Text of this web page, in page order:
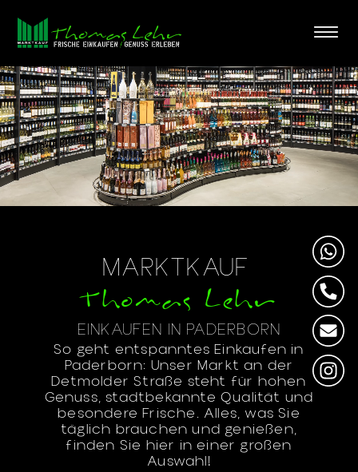
MARKTKAUF
Thomas Lehr
EINKAUFEN IN PADERBORN
So geht entspanntes Einkaufen in
Paderborn: Unser Markt an der
Detmolder Straße steht für hohen
Genuss, stadtbekannte Qualität und
besondere Frische. Alles, was Sie
täglich brauchen und genießen,
finden Sie hier in einer großen
Auswahl!